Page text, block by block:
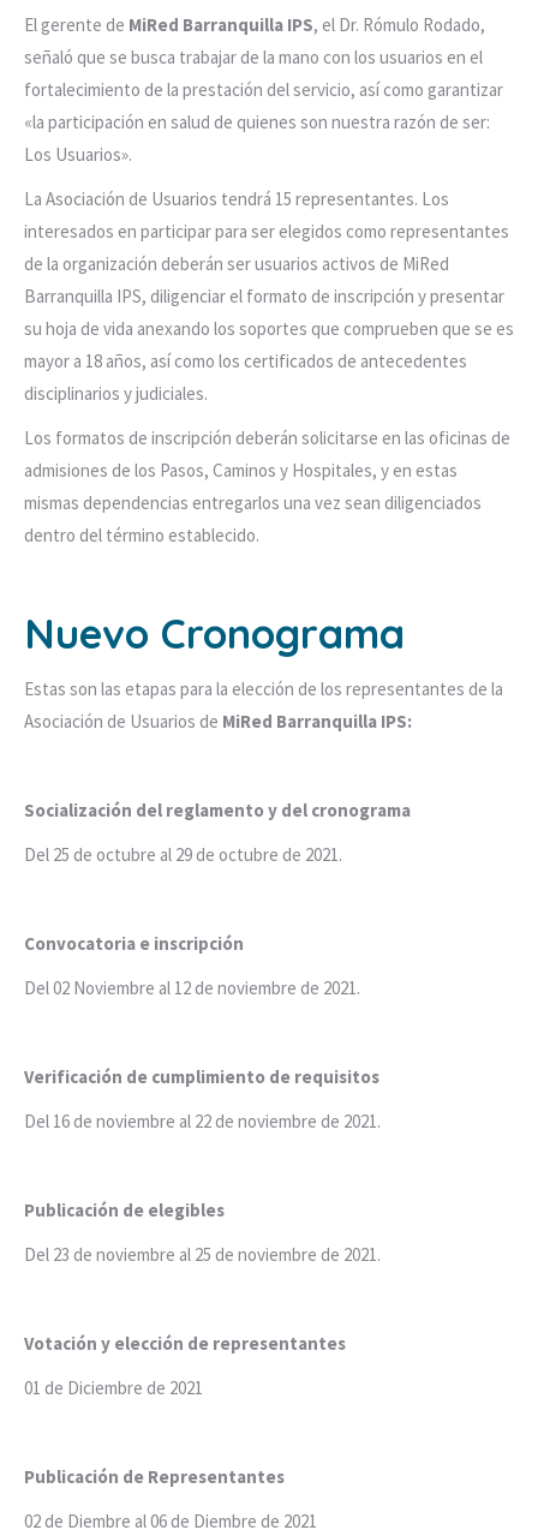
El gerente de MiRed Barranquilla IPS, el Dr. Rómulo Rodado,
señaló que se busca trabajar de la mano con los usuarios en el
fortalecimiento de la prestación del servicio, así como garantizar
«la participación en salud de quienes son nuestra razón de ser:
Los Usuarios».
La Asociación de Usuarios tendrá 15 representantes. Los
interesados en participar para ser elegidos como representantes
de la organización deberán ser usuarios activos de MiRed
Barranquilla IPS, diligenciar el formato de inscripción y presentar
su hoja de vida anexando los soportes que comprueben que se es
mayor a 18 años, así como los certificados de antecedentes
disciplinarios y judiciales.
Los formatos de inscripción deberán solicitarse en las oficinas de
admisiones de los Pasos, Caminos y Hospitales, y en estas
mismas dependencias entregarlos una vez sean diligenciados
dentro del término establecido.
Nuevo Cronograma
Estas son las etapas para la elección de los representantes de la
Asociación de Usuarios de MiRed Barranquilla IPS:
Socialización del reglamento y del cronograma
Del 25 de octubre al 29 de octubre de 2021.
Convocatoria e inscripción
Del 02 Noviembre al 12 de noviembre de 2021.
Verificación de cumplimiento de requisitos
Del 16 de noviembre al 22 de noviembre de 2021.
Publicación de elegibles
Del 23 de noviembre al 25 de noviembre de 2021.
Votación y elección de representantes
01 de Diciembre de 2021
Publicación de Representantes
02 de Diembre al 06 de Diembre de 2021